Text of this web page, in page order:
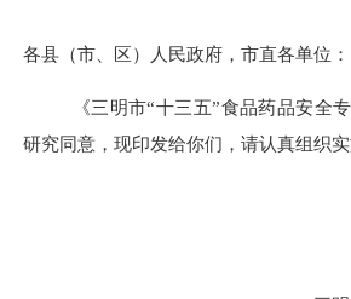
各县（市、区）人民政府，市直各单位：
《三明市“十三五”食品药品安全
研究同意，现印发给你们，请认真组织实